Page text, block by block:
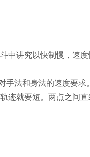
讲究以快制慢，速度
手法和身法的速度要求
迹就要短。两点之间